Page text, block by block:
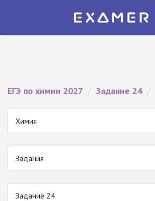
Экзамер — ЕГЭ 2027
ЕГЭ по химии 2027 / Задание 24 /
Химия
Задания
Задание 24